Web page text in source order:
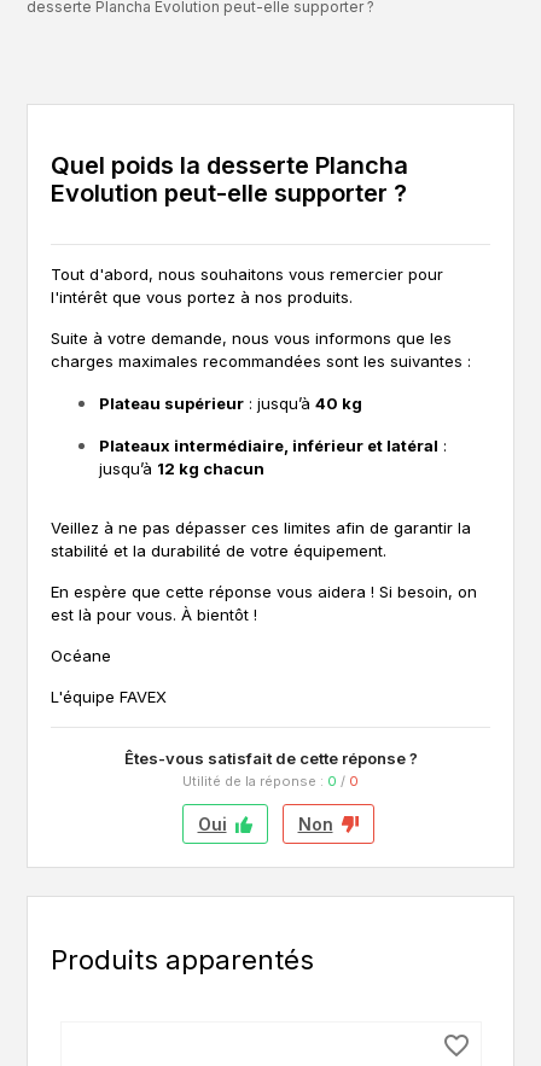
desserte Plancha Evolution peut-elle supporter ?
Quel poids la desserte Plancha
Evolution peut-elle supporter ?
Tout d'abord, nous souhaitons vous remercier pour
l'intérêt que vous portez à nos produits.
Suite à votre demande, nous vous informons que les
charges maximales recommandées sont les suivantes :
Plateau supérieur : jusqu’à40 kg
Plateaux intermédiaire, inférieur et latéral :
jusqu’à 12 kg chacun
Veillez à ne pas dépasser ces limites afin de garantir la
stabilité et la durabilité de votre équipement.
En espère que cette réponse vous aidera ! Si besoin, on
est là pour vous. À bientôt !
Océane
L'équipe FAVEX
Êtes-vous satisfait de cette réponse ?
Utilité de la réponse : 0 / 0
Oui Non
Produits apparentés
favorite_border